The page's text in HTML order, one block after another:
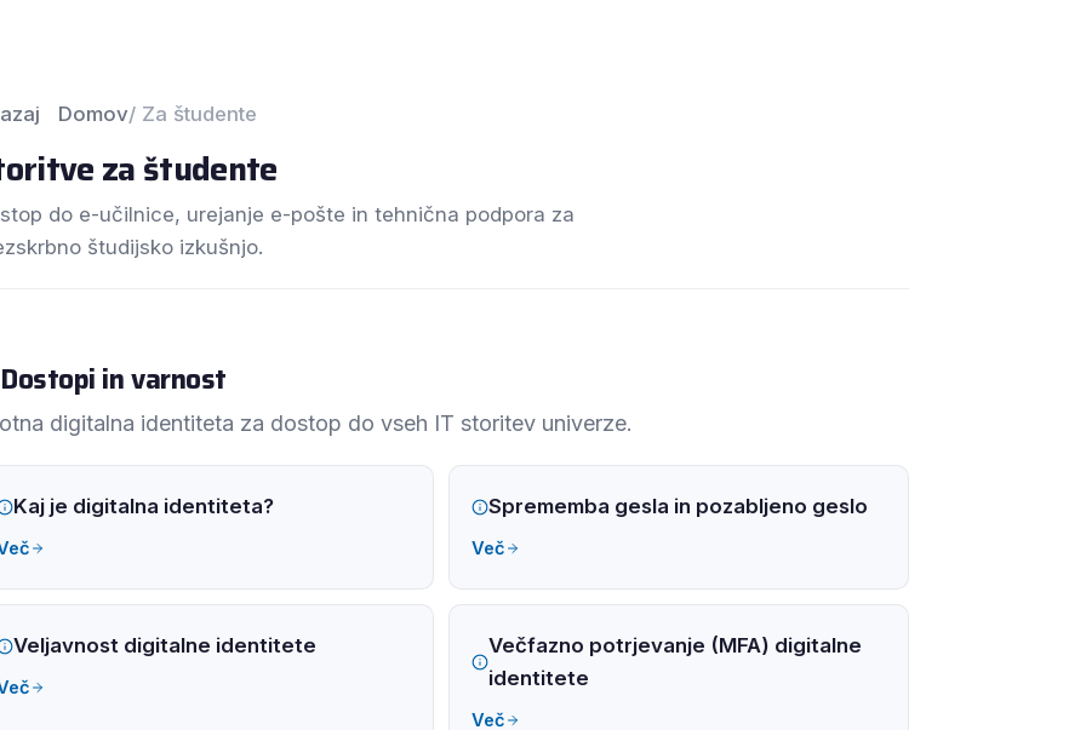
Domov/ Za študente
za študente
do e-učilnice, urejanje e-pošte in tehnična podpora za
študijsko izkušnjo.
Dostopi in varnost
digitalna identiteta za dostop do vseh IT storitev univerze.
Kaj je digitalna identiteta? Sprememba gesla in pozabljeno geslo
Več
Veljavnost digitalne identitete
Večfazno potrjevanje (MFA) digitalne
identitete
Več